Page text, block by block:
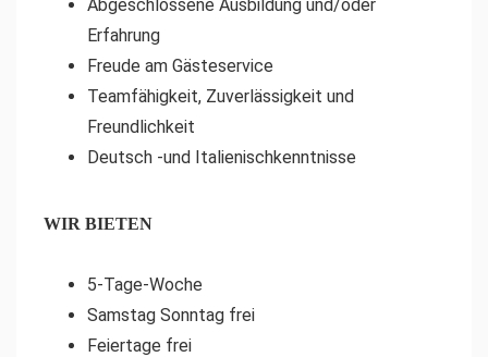
Abgeschlossene Ausbildung und/oder
Erfahrung
Freude am Gästeservice
Teamfähigkeit, Zuverlässigkeit und
Freundlichkeit
Deutsch -und Italienischkenntnisse
WIR BIETEN
5-Tage-Woche
Samstag Sonntag frei
Feiertage frei